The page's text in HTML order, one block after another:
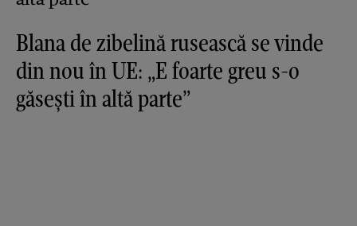
Blana de zibelină rusească se vinde
din nou în UE: „E foarte greu s-o
găsești în altă parte”